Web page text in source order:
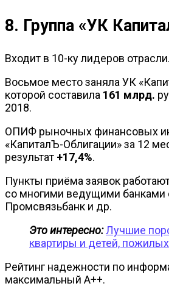
8. Группа «УК
Входит в 10-ку лидеров отрасли.
Восьмое место заняла УК
которой составила 161 млрд.
2018.
ОПИФ рыночных финансовых
«КапиталЪ-Облигации» за 12
результат +17,4%.
Пункты приёма заявок
со многими ведущими банками
Промсвязьбанк и др.
Это интересно:Лучшие
квартиры и детей,
Рейтинг надежности по
максимальный А++.